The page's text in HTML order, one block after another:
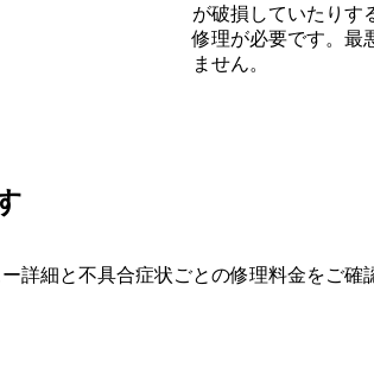
が破損していたりす
修理が必要です。最
ません。
詳細と不具合症状ごとの修理料金をご確